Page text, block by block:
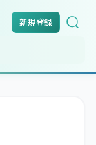
新規登録